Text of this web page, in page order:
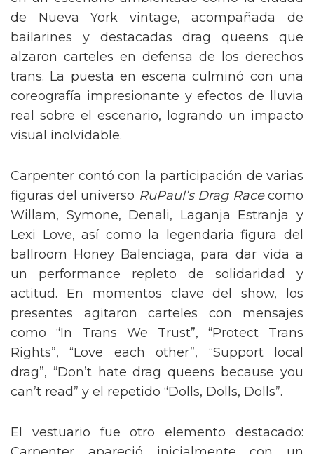
en un escenario ambientado como la ciudad
de Nueva York vintage, acompañada de
bailarines y destacadas drag queens que
alzaron carteles en defensa de los derechos
trans. La puesta en escena culminó con una
coreografía impresionante y efectos de lluvia
real sobre el escenario, logrando un impacto
Carpenter contó con la participación de varias
figuras del universo
RuPaul’s Drag Race
como
Willam, Symone, Denali, Laganja Estranja y
Lexi Love, así como la legendaria figura del
ballroom Honey Balenciaga, para dar vida a
un performance repleto de solidaridad y
actitud. En momentos clave del show, los
presentes agitaron carteles con mensajes
como “In Trans We Trust”, “Protect Trans
Rights”, “Love each other”, “Support local
drag”, “Don’t hate drag queens because you
can’t read” y el repetido “Dolls, Dolls, Dolls”.
El vestuario fue otro elemento destacado: